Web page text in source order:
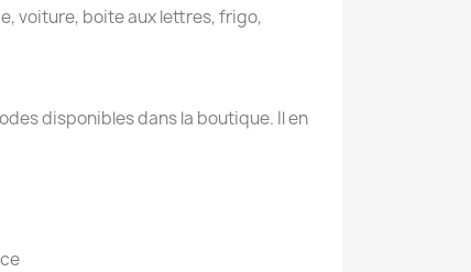
voiture, boite aux lettres, frigo,
disponibles dans la boutique. Il en